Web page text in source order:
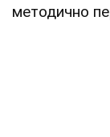
методично